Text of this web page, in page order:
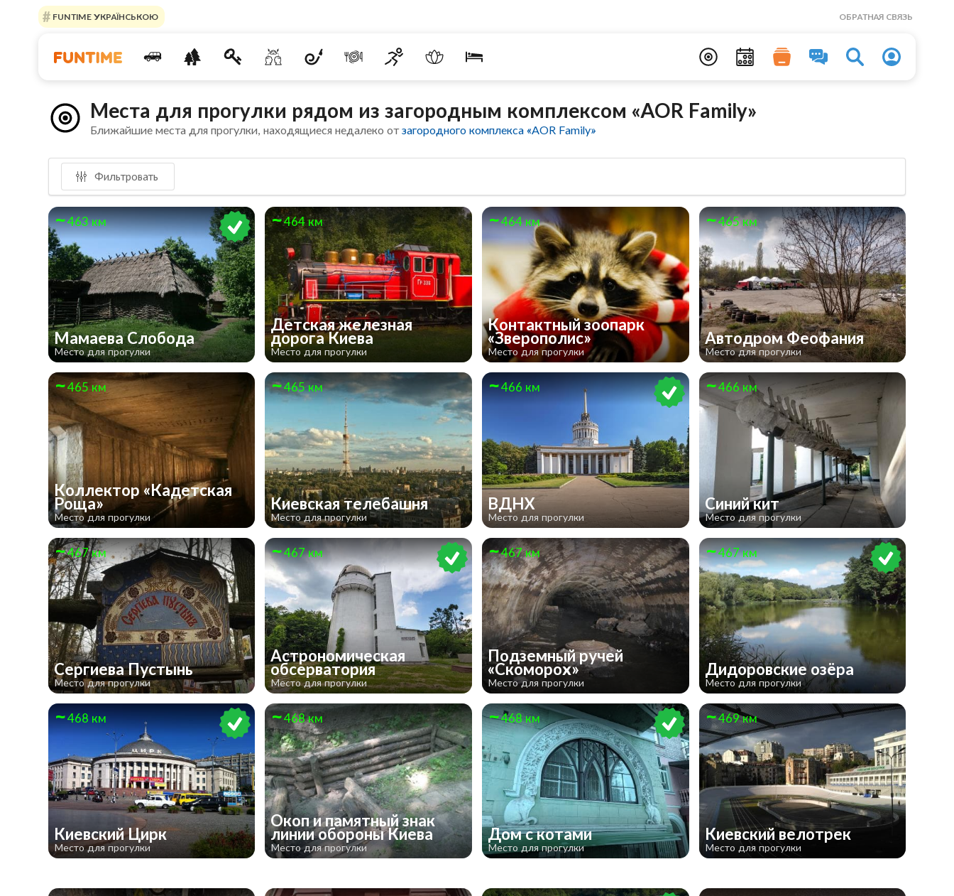
FUNTIME УКРАЇНСЬКОЮ ОБРАТНАЯ СВЯЗЬ
Места для прогулки рядом из загородным комплексом «AOR Family»
Ближайшие места для прогулки, находящиеся недалеко отзагородного комплекса «AOR Family»
Фильтровать
463 км
Мамаева Слобода
Место для прогулки
464 км
Детская железная
дорога Киева
Место для прогулки
464 км
Контактный зоопарк
«Зверополис»
Место для прогулки
465 км
Автодром Феофания
Место для прогулки
465 км
Коллектор «Кадетская
Роща»
Место для прогулки
465 км
Киевская телебашня
Место для прогулки
466 км
ВДНХ
Место для прогулки
466 км
Синий кит
Место для прогулки
467 км
Сергиева Пустынь
Место для прогулки
467 км
Астрономическая
обсерватория
Место для прогулки
467 км
Подземный ручей
«Скоморох»
Место для прогулки
467 км
Дидоровские озёра
Место для прогулки
468 км
​Киевский Цирк
Место для прогулки
468 км
Окоп и памятный знак
линии обороны Киева
Место для прогулки
468 км
Дом с котами
Место для прогулки
469 км
Киевский велотрек
Место для прогулки